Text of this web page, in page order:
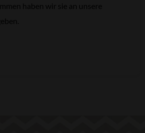
haben wir sie an unsere